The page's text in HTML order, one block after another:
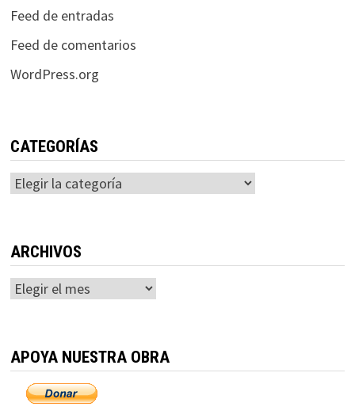
Feed de entradas
Feed de comentarios
WordPress.org
CATEGORÍAS
Categorías
ARCHIVOS
Archivos
APOYA NUESTRA OBRA